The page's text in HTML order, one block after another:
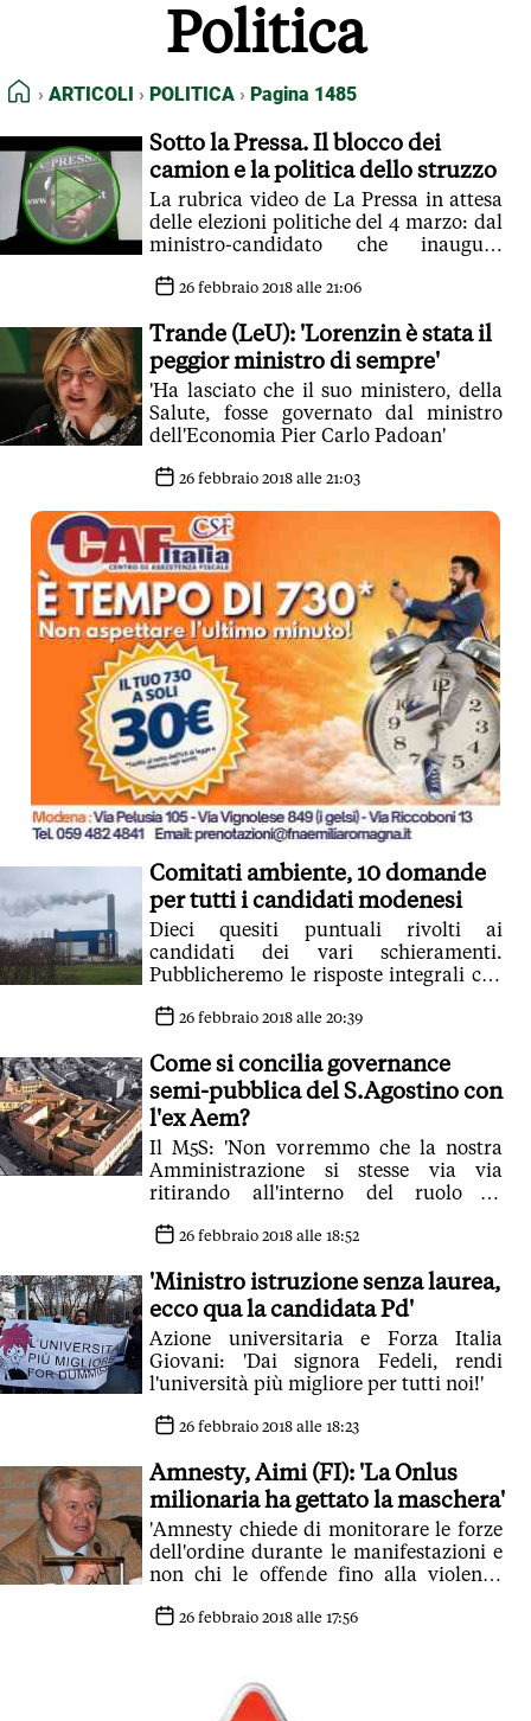
NORMATIVE DEONTOLOGICHE
TERMINI e CONDIZIONI
Politica
HOME
ARTICOLI POLITICA Pagina 1485
Sotto la Pressa. Il blocco dei
camion e la politica dello struzzo
La rubrica video de La Pressa in attesa
delle elezioni politiche del 4 marzo: dal
ministro-candidato che inaugura
dei tir26 febbraio 2018 alle 21:06
Trande (LeU): 'Lorenzin è stata il
peggior ministro di sempre'
'Ha lasciato che il suo ministero, della
Salute, fosse governato dal ministro
dell'Economia Pier Carlo Padoan'
26 febbraio 2018 alle 21:03
Comitati ambiente, 10 domande
per tutti i candidati modenesi
Dieci quesiti puntuali rivolti ai
candidati dei vari schieramenti.
Pubblicheremo le risposte integrali che
26 febbraio 2018 alle 20:39
Come si concilia governance
semi-pubblica del S.Agostino con
l'ex Aem?
Il M5S: 'Non vorremmo che la nostra
Amministrazione si stesse via via
ritirando all'interno del ruolo di
26 febbraio 2018 alle 18:52
'Ministro istruzione senza laurea,
ecco qua la candidata Pd'
Azione universitaria e Forza Italia
Giovani: 'Dai signora Fedeli, rendi
l'università più migliore per tutti noi!'
26 febbraio 2018 alle 18:23
Amnesty, Aimi (FI): 'La Onlus
milionaria ha gettato la maschera'
'Amnesty chiede di monitorare le forze
dell'ordine durante le manifestazioni e
non chi le offende fino alla violenza
26 febbraio 2018 alle 17:56